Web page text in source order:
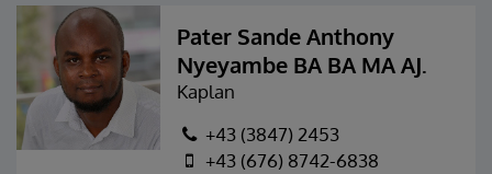
Pater Sande Anthony
Nyeyambe BA BA MA AJ.
Kaplan
+43 (3847) 2453
+43 (676) 8742-6838